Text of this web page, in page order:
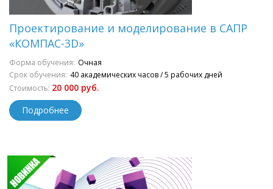
Проектирование и моделирование в САПР
«КОМПАС-3D»
Форма обучения: Очная
Срок обучения: 40 академических часов / 5 рабочих дней
Стоимость: 20 000 руб.
Подробнее